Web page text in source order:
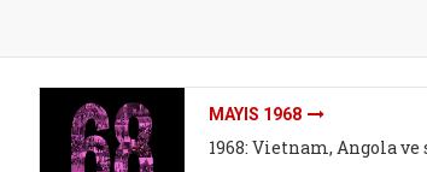
MAYIS 1968
1968: Vietnam, Angola ve